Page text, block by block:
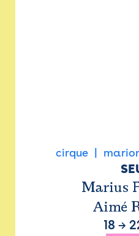
cirque
Marius
Aimé
18 →